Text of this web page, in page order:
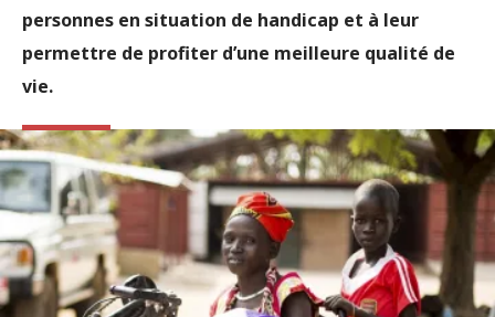
personnes en situation de handicap et à leur
permettre de profiter d’une meilleure qualité de
vie.